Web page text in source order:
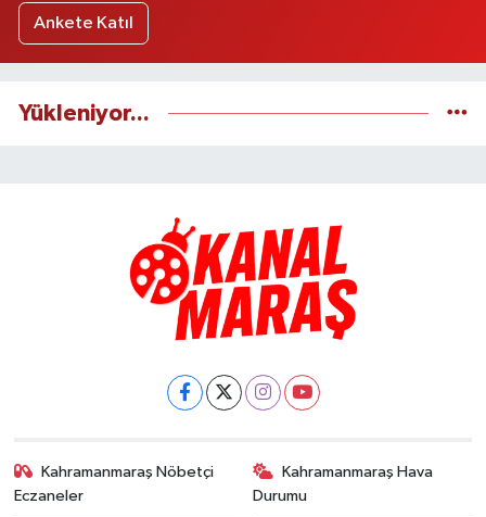
Ankete Katıl
Yükleniyor...
Kahramanmaraş Nöbetçi
Eczaneler
Kahramanmaraş Hava
Durumu